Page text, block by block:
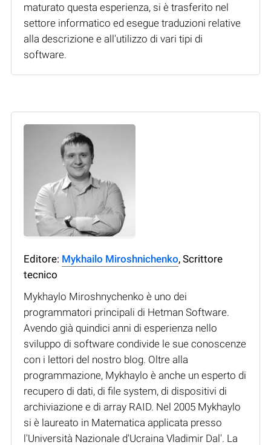
maturato questa esperienza, si è trasferito nel
settore informatico ed esegue traduzioni relative
alla descrizione e all'utilizzo di vari tipi di
software.
Editore: Mykhailo Miroshnichenko, Scrittore
tecnico
Mykhaylo Miroshnychenko è uno dei
programmatori principali di Hetman Software.
Avendo già quindici anni di esperienza nello
sviluppo di software condivide le sue conoscenze
con i lettori del nostro blog. Oltre alla
programmazione, Mykhaylo è anche un esperto di
recupero di dati, di file system, di dispositivi di
archiviazione e di array RAID. Nel 2005 Mykhaylo
si è laureato in Matematica applicata presso
l'Università Nazionale d'Ucraina Vladimir Dal'. La